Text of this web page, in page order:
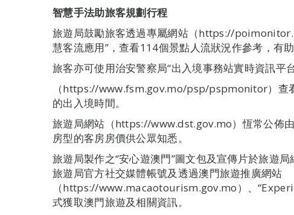
智慧手法助旅客規劃行程
旅遊局鼓勵旅客透過專屬網站（https://
慧客流應用”，查看114個景點人流狀況作參考，有助
旅客亦可使用治安警察局“出入境事務站實時資訊平
（https://www.fsm.gov.mo/psp/pspmonitor）查
的出入境時間。
旅遊局網站（https://www.dst.gov.mo）恆常公佈
房型的客房房價供公眾知悉。
旅遊局製作之“安心遊澳門”圖文包及宣傳片於旅遊
旅遊局官方社交媒體帳號及透過澳門旅遊推廣網站
（https://www.macaotourism.gov.mo）、
式獲取澳門旅遊及相關資訊。